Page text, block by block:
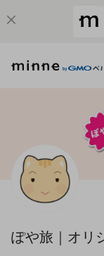
ぽや旅｜オリ